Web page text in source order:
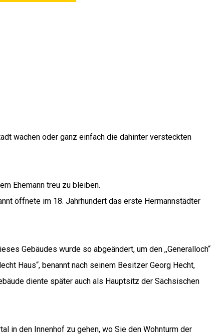
wachen oder ganz einfach die dahinter versteckten
Ehemann treu zu bleiben.
öffnete im 18. Jahrhundert das erste Hermannstädter
Gebäudes wurde so abgeändert, um den ,,Generalloch“
Haus“, benannt nach seinem Besitzer Georg Hecht,
diente später auch als Hauptsitz der Sächsischen
in den Innenhof zu gehen, wo Sie den Wohnturm der